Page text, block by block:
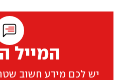
המייל
יש לכם מידע חשוב